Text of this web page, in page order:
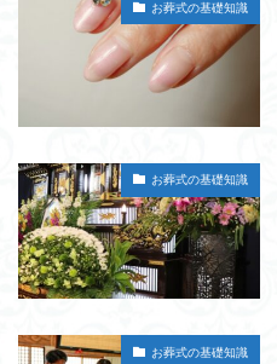
お葬式の基礎知識
お葬式の基礎知識
お葬式の基礎知識